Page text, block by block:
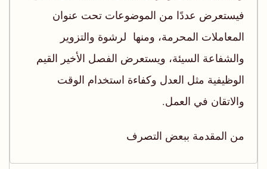
فيستعرض عددًا من الموضوعات تحت عنوان
المعاملات المحرمة، ومنها لرشوة والتزوير
والشفاعة السيئة، ويستعرض الفصل الأخير القيم
الوظيفية مثل العدل وكفاءة استخدام الوقت
والاتقان في العمل.
من المقدمة ببعض التصرف